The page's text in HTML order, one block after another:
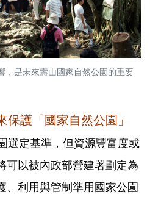
，是未來壽山國家自然公園的重要
護「國家自然公園」
選定基準，但資源豐富度或
可以被內政部營建署劃定為
、利用與管制準用國家公園